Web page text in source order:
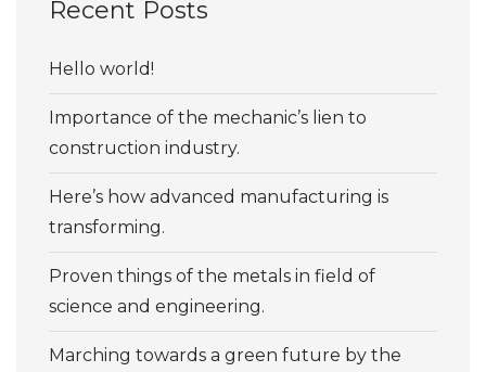
Recent Posts
Hello world!
Importance of the mechanic’s lien to
construction industry.
Here’s how advanced manufacturing is
transforming.
Proven things of the metals in field of
science and engineering.
Marching towards a green future by the